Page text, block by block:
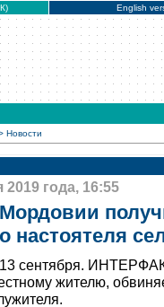
English
Новости
2019 года, 16:55
настоятеля
сентября.
жителю,